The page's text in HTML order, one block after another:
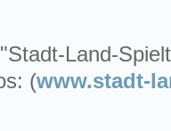
Land-
(www.stadt-